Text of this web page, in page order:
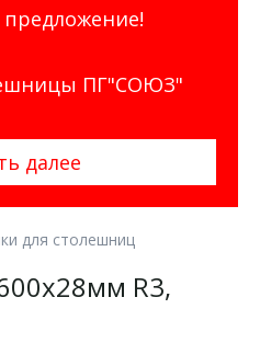
ПГ"СОЮЗ"
далее
для столешниц
R3,